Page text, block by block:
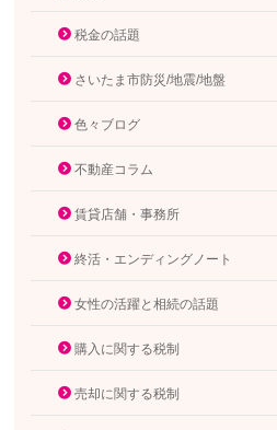
税金の話題
さいたま市防災/地震/地盤
色々ブログ
不動産コラム
賃貸店舗・事務所
終活・エンディングノート
女性の活躍と相続の話題
購入に関する税制
売却に関する税制